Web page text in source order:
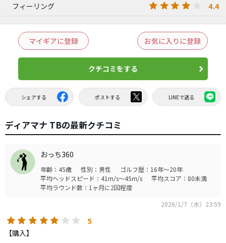
フィーリング 4.4
マイギアに登録 お気に入りに登録
クチコミをする
シェアする ポストする LINEで送る
ディアマナ TBの最新クチコミ
おっち360
年齢：45歳 性別：男性
ゴルフ歴：16年～20年
平均ヘッドスピード：41m/s～45m/s
平均スコア：80未満
平均ラウンド数：1ヶ月に2回程度
2026/1/7（水）23:59
5
【購入】